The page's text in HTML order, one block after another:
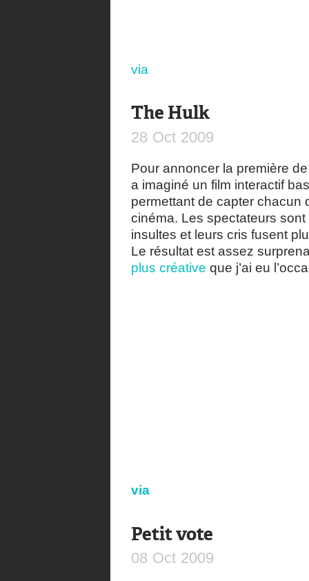
via
The Hulk
28 Oct 2009
Pour annoncer la première
a imaginé un film interactif
permettant de capter chacun
cinéma. Les spectateurs sont
insultes et leurs cris fusent
Le résultat est assez
plus créative que j’ai eu
via
Petit vote
08 Oct 2009